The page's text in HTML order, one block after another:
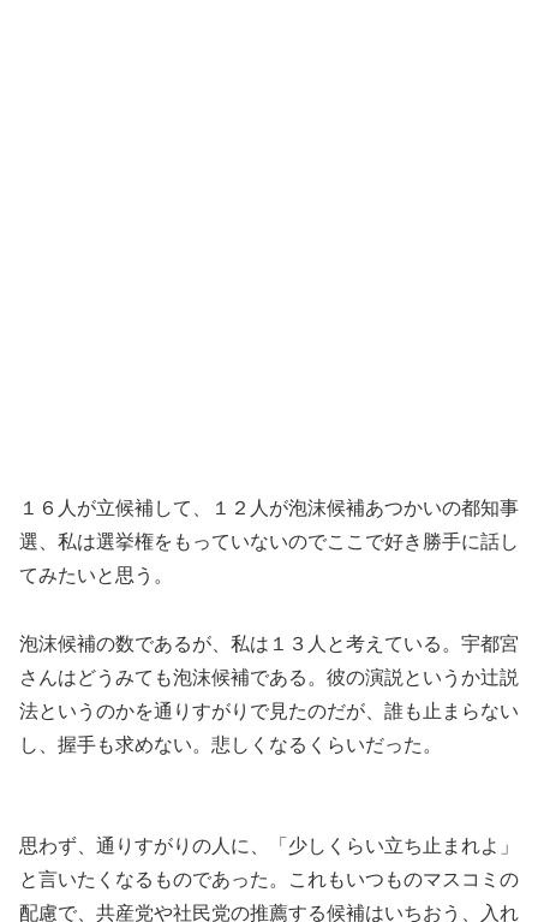
１６人が立候補して、１２人が泡沫候補あつかいの都知事
選、私は選挙権をもっていないのでここで好き勝手に話し
てみたいと思う。
泡沫候補の数であるが、私は１３人と考えている。宇都宮
さんはどうみても泡沫候補である。彼の演説というか辻説
法というのかを通りすがりで見たのだが、誰も止まらない
し、握手も求めない。悲しくなるくらいだった。
思わず、通りすがりの人に、「少しくらい立ち止まれよ」
と言いたくなるものであった。これもいつものマスコミの
配慮で、共産党や社民党の推薦する候補はいちおう、入れ